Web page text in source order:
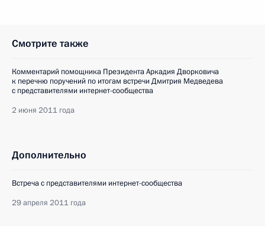
Смотрите также
Комментарий помощника Президента Аркадия Дворковича
к перечню поручений по итогам встречи Дмитрия Медведева
с представителями интернет-сообщества
2 июня 2011 года
Дополнительно
Встреча с представителями интернет-сообщества
29 апреля 2011 года